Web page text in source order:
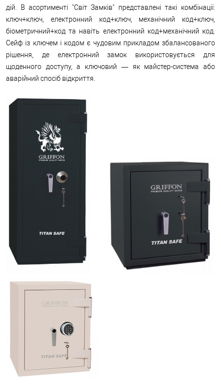
дій. В асортименті "Світ Замків" представлені такі комбінації:
ключ+ключ, електронний код+ключ, механічний код+ключ,
біометричний+код та навіть електронний код+механічний код.
Сейф із ключем і кодом є чудовим прикладом збалансованого
рішення, де електронний замок використовується для
щоденного доступу, а ключовий — як майстер-система або
аварійний спосіб відкриття.